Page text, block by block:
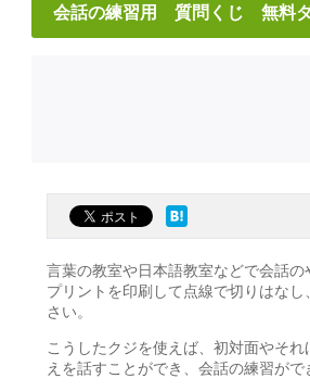
会話の練習用 質問くじ 無料ダ
言葉の教室や日本語教室などで会話
プリントを印刷して点線で切りはな
さい。
こうしたクジを使えば、初対面やそ
えを話すことができ、会話の練習がで